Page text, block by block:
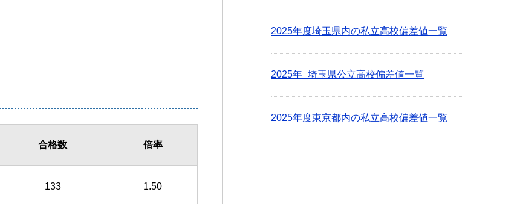
合格数 倍率
133 1.50
2025年度埼玉県内の私立高校偏差値一覧
2025年_埼玉県公立高校偏差値一覧
2025年度東京都内の私立高校偏差値一覧